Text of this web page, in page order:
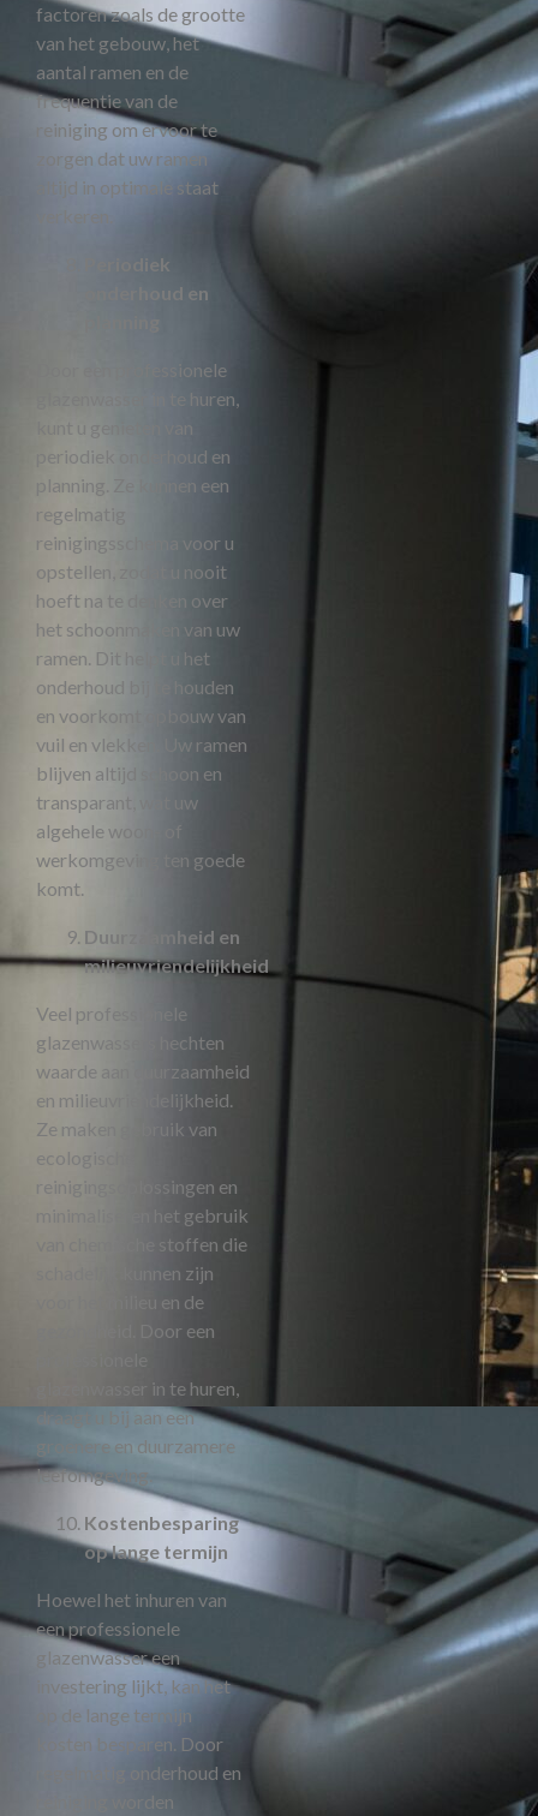
factoren zoals de grootte
van het gebouw, het
aantal ramen en de
frequentie van de
reiniging om ervoor te
zorgen dat uw ramen
altijd in optimale staat
verkeren.
Periodiek
onderhoud en
Door een professionele
glazenwasser in te huren,
kunt u genieten van
periodiek onderhoud en
planning. Ze kunnen een
regelmatig
reinigingsschema voor u
opstellen, zodat u nooit
hoeft na te denken over
het schoonmaken van uw
ramen. Dit helpt u het
onderhoud bij te houden
en voorkomt opbouw van
vuil en vlekken. Uw ramen
blijven altijd schoon en
transparant, wat uw
algehele woon- of
werkomgeving ten goede
komt.
Duurzaamheid en
milieuvriendelijkheid
Veel professionele
glazenwassers hechten
waarde aan duurzaamheid
en milieuvriendelijkheid.
Ze maken gebruik van
ecologische
reinigingsoplossingen en
minimaliseren het gebruik
van chemische stoffen die
schadelijk kunnen zijn
voor het milieu en de
gezondheid. Door een
glazenwasser in te huren,
draagt u bij aan een
groenere en duurzamere
leefomgeving.
Kostenbesparing
op lange termijn
Hoewel het inhuren van
een professionele
glazenwasser een
investering lijkt, kan het
op de lange termijn
kosten besparen. Door
regelmatig onderhoud en
reiniging worden